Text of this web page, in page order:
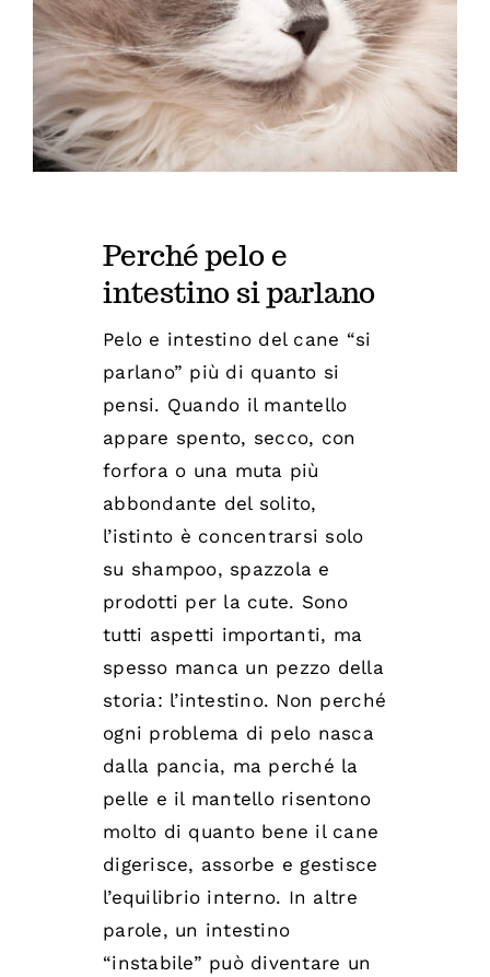
Perché pelo e
intestino si parlano
Pelo e intestino del cane “si
parlano” più di quanto si
pensi. Quando il mantello
appare spento, secco, con
forfora o una muta più
abbondante del solito,
l’istinto è concentrarsi solo
su shampoo, spazzola e
prodotti per la cute. Sono
tutti aspetti importanti, ma
spesso manca un pezzo della
storia: l’intestino. Non perché
ogni problema di pelo nasca
dalla pancia, ma perché la
pelle e il mantello risentono
molto di quanto bene il cane
digerisce, assorbe e gestisce
l’equilibrio interno. In altre
parole, un intestino
“instabile” può diventare un